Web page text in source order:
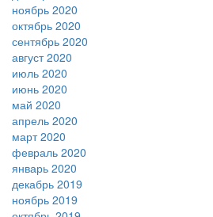
ноябрь 2020
октябрь 2020
сентябрь 2020
август 2020
июль 2020
июнь 2020
май 2020
апрель 2020
март 2020
февраль 2020
январь 2020
декабрь 2019
ноябрь 2019